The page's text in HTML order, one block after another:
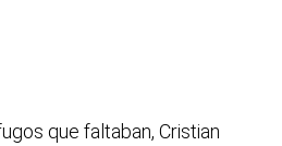
que faltaban, Cristian